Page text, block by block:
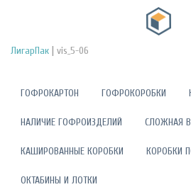
ЛигарПак | vis_5-06
ГОФРОКАРТОН ГОФРОКОРОБКИ
НАЛИЧИЕ ГОФРОИЗДЕЛИЙ СЛОЖНАЯ
КАШИРОВАННЫЕ КОРОБКИ КОРОБКИ
ОКТАБИНЫ И ЛОТКИ